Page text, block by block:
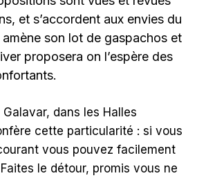
et s’accordent aux envies du
amène son lot de gaspachos et
proposera on l’espère des
dans les Halles
cette particularité : si vous
vous pouvez facilement
le détour, promis vous ne